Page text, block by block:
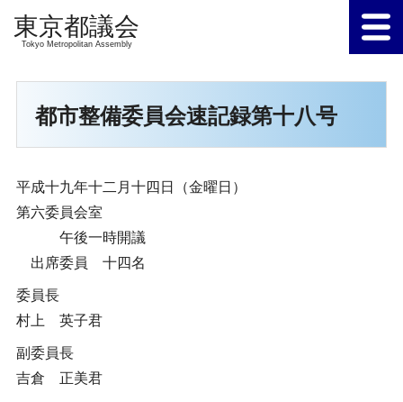
Tokyo Metropolitan Assembly
都市整備委員会速記録第十八号
平成十九年十二月十四日（金曜日）
第六委員会室
午後一時開議
出席委員 十四名
委員長
村上 英子君
副委員長
吉倉 正美君